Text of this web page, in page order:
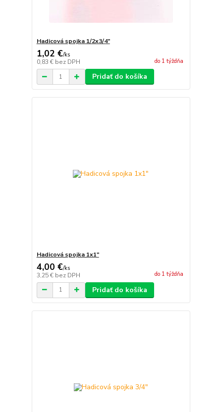
Hadicová spojka 1/2x3/4"
1,02 €/ks
0,83 € bez DPH do 1 týždňa
Pridať do košíka
Hadicová spojka 1x1"
4,00 €/ks
3,25 € bez DPH do 1 týždňa
Pridať do košíka